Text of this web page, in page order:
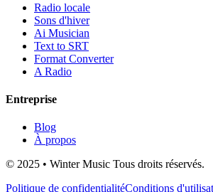
Radio locale
Sons d'hiver
Ai Musician
Text to SRT
Format Converter
A Radio
Entreprise
Blog
À propos
© 2025 • Winter Music Tous droits réservés.
Politique de confidentialitéConditions